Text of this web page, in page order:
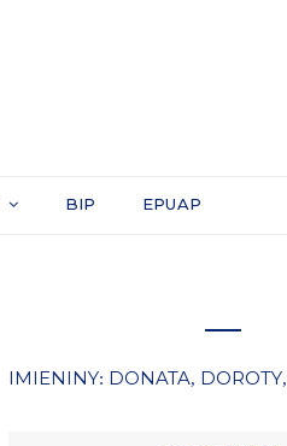
BIP EPUAP
IMIENINY: DONATA, DOROTY,